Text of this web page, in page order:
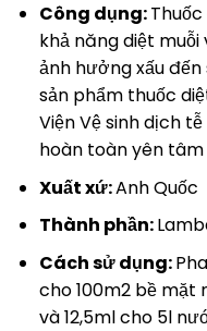
Công dụng:Thuốc
khả năng diệt
ảnh hưởng xấu
sản phẩm thuốc
Viện Vệ sinh dịch
hoàn toàn yên
Xuất xứ:Anh Quốc
Thành phần:
Cách sử dụng:
cho 100m2 bề mặt
và 12,5ml cho 5l